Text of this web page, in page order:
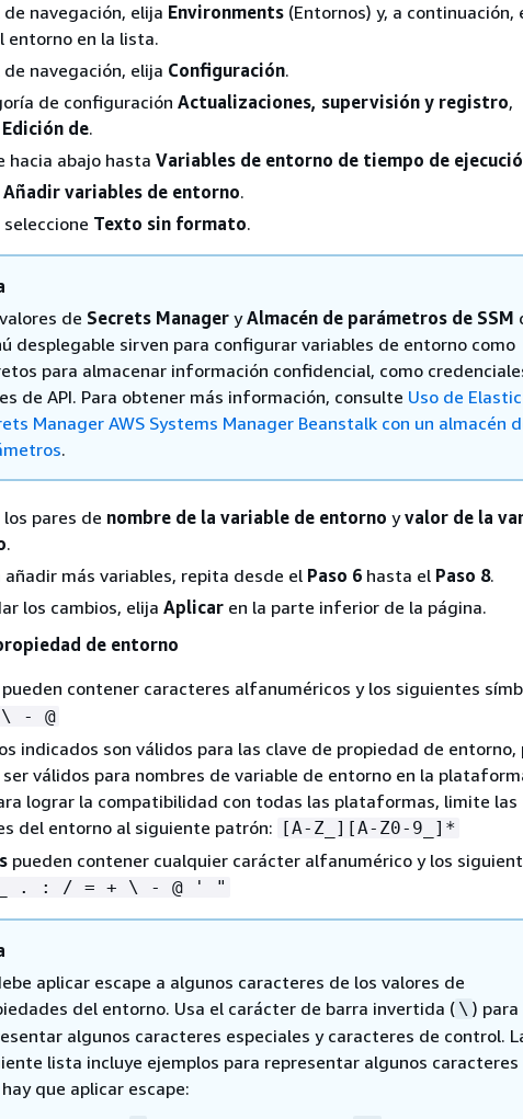
de navegación, elija Environments (Entornos) y, a continuación,
entorno en la lista.
de navegación, elija Configuración.
de configuración Actualizaciones, supervisión y registro,
Edición de.
hacia abajo hasta Variables de entorno de tiempo de
Añadir variables de entorno.
seleccione Texto sin formato.
de Secrets Manager yAlmacén de parámetros de SSM
desplegable sirven para configurar variables de entorno como
para almacenar información confidencial, como
de API. Para obtener más información, consulte Uso de
Manager AWS Systems Manager Beanstalk con un almacén
.
pares de nombre de la variable de entorno yvalor de la
.
añadir más variables, repita desde el Paso 6 hasta el Paso 8.
los cambios, elija Aplicar en la parte inferior de la página.
de entorno
pueden contener caracteres alfanuméricos y los siguientes
- @
indicados son válidos para las clave de propiedad de entorno,
válidos para nombres de variable de entorno en la
lograr la compatibilidad con todas las plataformas, limite las
del entorno al siguiente patrón: [A-Z_][A-Z0-9_]*
pueden contener cualquier carácter alfanumérico y los
_ . : / = + \ - @ ' "
aplicar escape a algunos caracteres de los valores de
del entorno. Usa el carácter de barra invertida ( \ ) para
algunos caracteres especiales y caracteres de control.
lista incluye ejemplos para representar algunos caracteres
que aplicar escape: